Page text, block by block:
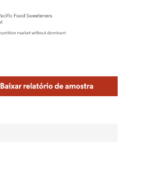
atribuição conforme CC BY 4.0.